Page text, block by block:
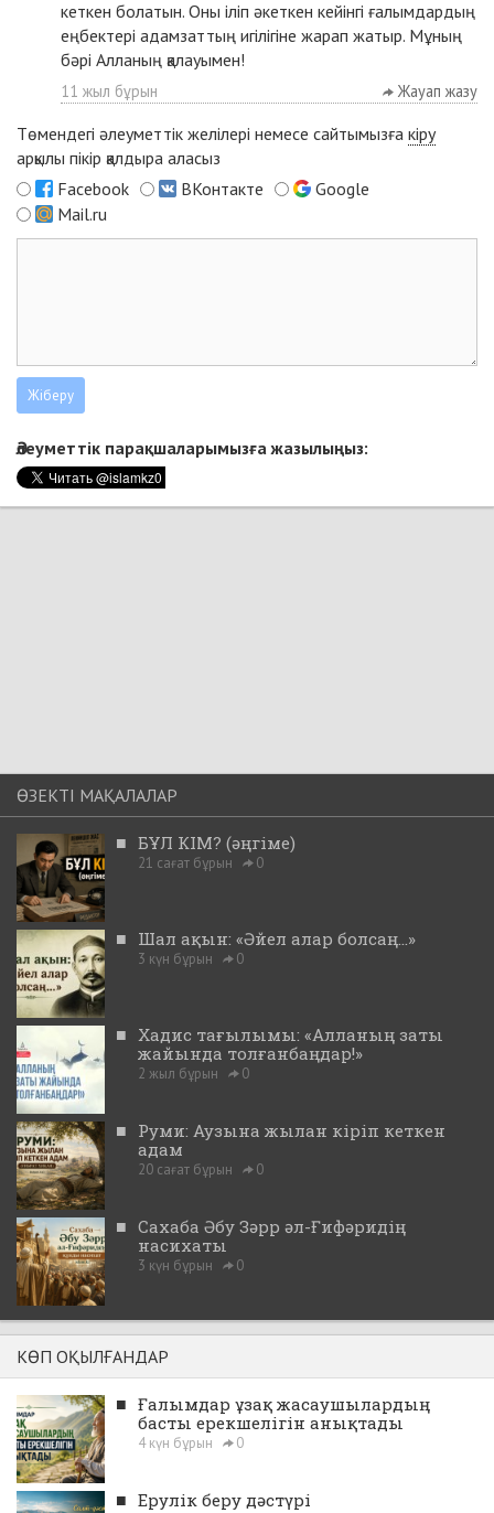
кеткен болатын. Оны іліп әкеткен кейінгі ғалымдардың
еңбектері адамзаттың игілігіне жарап жатыр. Мұның
бәрі Алланың қалауымен!
11 жыл бұрын Жауап жазу
Төмендегі әлеуметтік желілері немесе сайтымызға кіру
арқылы пікір қалдыра аласыз
Facebook
ВКонтакте
Google
Mail.ru
Әлеуметтік парақшаларымызға жазылыңыз:
ӨЗЕКТІ МАҚАЛАЛАР
■ БҰЛ КІМ? (әңгіме)
21 сағат бұрын 0
■ Шал ақын: «Әйел алар болсаң...»
3 күн бұрын 0
■ Хадис тағылымы: «Алланың заты
жайында толғанбаңдар!»
2 жыл бұрын 0
■ Руми: Аузына жылан кіріп кеткен
адам
20 сағат бұрын 0
■ Сахаба Әбу Зәрр әл-Ғифәридің
насихаты
3 күн бұрын 0
КӨП ОҚЫЛҒАНДАР
■ Ғалымдар ұзақ жасаушылардың
басты ерекшелігін анықтады
4 күн бұрын 0
■ Ерулік беру дәстүрі